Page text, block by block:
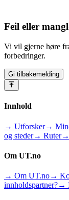
Feil eller
Vi vil gjerne høre
forbedringer.
Gi tilbakemelding
Innhold
→ Utforsker→
og steder→ Ruter→
Om UT.no
→ Om UT.no→
innholdspartner?→